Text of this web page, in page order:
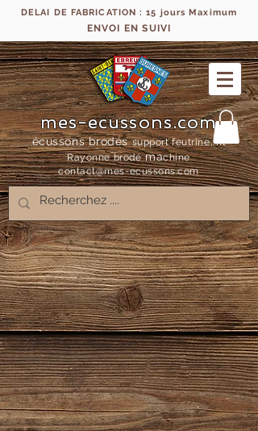
DELAI DE FABRICATION : 15 jours Maximum
ENVOI EN SUIVI
mes-ecussons.com
écussons brodés support feutrine, fil
Rayonne brodémachine
contact@mes-ecussons.com